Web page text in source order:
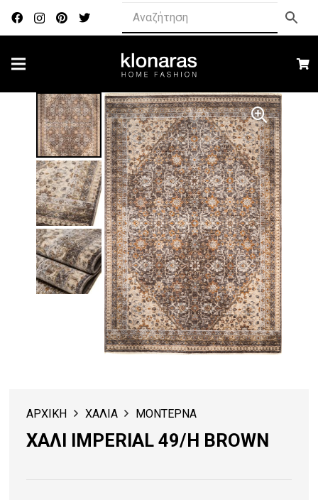
ΑΡΧΙΚΗ ΧΑΛΙΑ ΜΟΝΤΕΡΝΑ
ΧΑΛΙ IMPERIAL 49/H BROWN